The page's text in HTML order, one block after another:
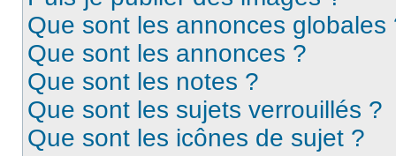
Que sont les annonces globales
Que sont les annonces ?
Que sont les notes ?
Que sont les sujets verrouillés ?
Que sont les icônes de sujet ?